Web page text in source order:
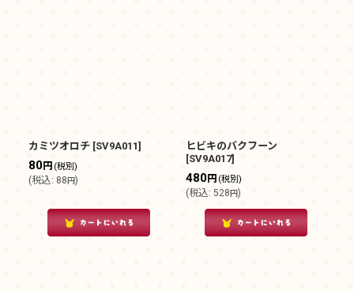
カミツオロチ [SV9A011]
80円 (税別)
(税込: 88円)
ヒビキのバクフーン
[SV9A017]
480円 (税別)
(税込: 528円)